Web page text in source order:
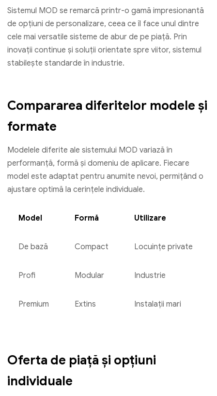
Sistemul MOD se remarcă printr-o gamă impresionantă
de opțiuni de personalizare, ceea ce îl face unul dintre
cele mai versatile sisteme de abur de pe piață. Prin
inovații continue și soluții orientate spre viitor, sistemul
stabilește standarde în industrie.
Compararea diferitelor modele și
formate
Modelele diferite ale sistemului MOD variază în
performanță, formă și domeniu de aplicare. Fiecare
model este adaptat pentru anumite nevoi, permițând o
ajustare optimă la cerințele individuale.
Model Formă Utilizare
De bază Compact Locuințe private
Profi Modular Industrie
Premium Extins Instalații mari
Oferta de piață și opțiuni
individuale